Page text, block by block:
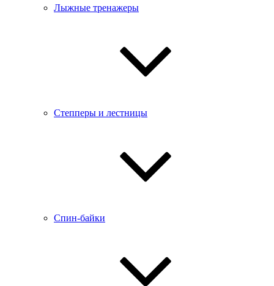
Лыжные тренажеры
Степперы и лестницы
Спин-байки